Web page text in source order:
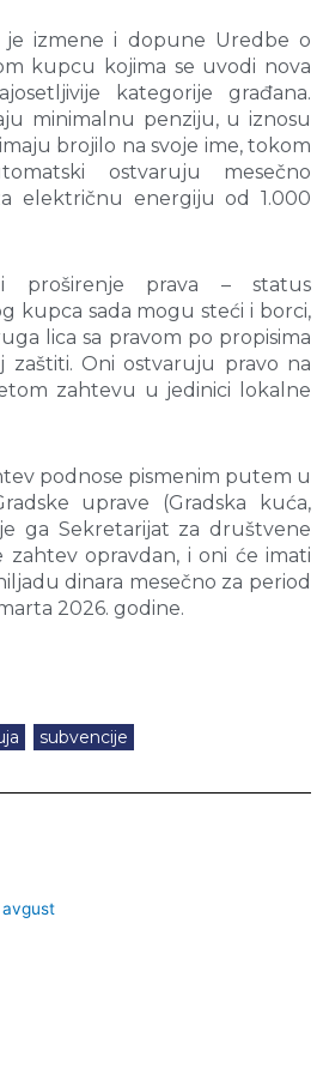
je izmene i dopune Uredbe o
kupcu kojima se uvodi nova
kategorije građana.
minimalnu penziju, u iznosu
imaju brojilo na svoje ime, tokom
ostvaruju mesečno
električnu energiju od 1.000
proširenje prava – status
kupca sada mogu steći i borci,
lica sa pravom po propisima
zaštiti. Oni ostvaruju pravo na
zahtevu u jedinici lokalne
podnose pismenim putem u
uprave (Gradska kuća,
ga Sekretarijat za društvene
zahtev opravdan, i oni će imati
dinara mesečno za period
2026. godine.
subvencije